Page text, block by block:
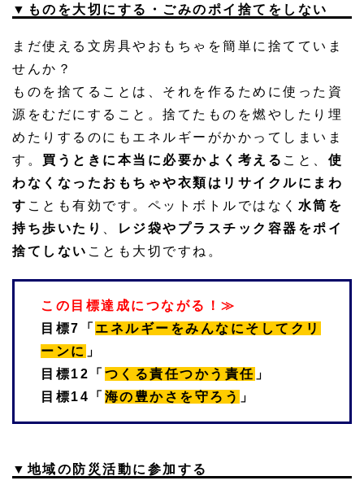
▼ものを大切にする・ごみのポイ捨てをしない
まだ使える文房具やおもちゃを簡単に捨てていま
せんか？
ものを捨てることは、それを作るために使った資
源をむだにすること。捨てたものを燃やしたり埋
めたりするのにもエネルギーがかかってしまいま
す。 買うときに本当に必要かよく考える こと、 使
わなくなったおもちゃや衣類はリサイクルにまわ
す ことも有効です。ペットボトルではなく 水筒を
持ち歩いたり
レジ袋やプラスチック容器をポイ
捨てしない ことも大切ですね。
この目標達成につながる！≫
目標7「 エネルギーをみんなにそしてクリ
ーンに 」
目標12「 つくる責任つかう責任 」
目標14「 海の豊かさを守ろう 」
▼地域の防災活動に参加する